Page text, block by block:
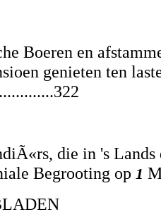
Boeren en
genieten ten
die in 's
Begrooting op 1